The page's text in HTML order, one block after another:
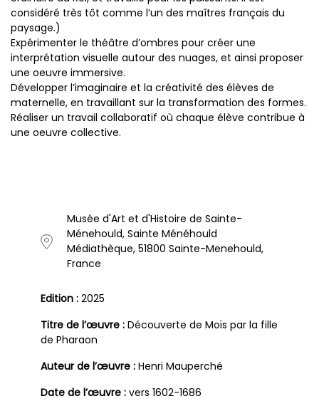
considéré très tôt comme l’un des maîtres français du
paysage.)
Expérimenter le théâtre d’ombres pour créer une
interprétation visuelle autour des nuages, et ainsi proposer
une oeuvre immersive.
Développer l’imaginaire et la créativité des élèves de
maternelle, en travaillant sur la transformation des formes.
Réaliser un travail collaboratif où chaque élève contribue à
une oeuvre collective.
Musée d'Art et d'Histoire de Sainte-
Ménehould, Sainte Ménéhould
Médiathèque, 51800 Sainte-Menehould,
France
Edition : 2025
Titre de l’œuvre : Découverte de Moïs par la fille
de Pharaon
Auteur de l’œuvre : Henri Mauperché
Date de l’œuvre : vers 1602-1686